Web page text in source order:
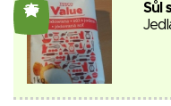
25
Sůl